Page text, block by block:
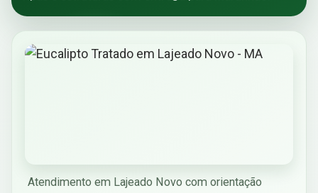
Atendimento em Lajeado Novo com orientação